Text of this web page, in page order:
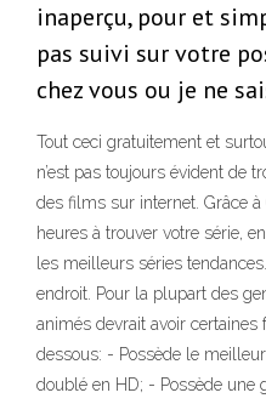
inaperçu, pour et
pas suivi sur votre
chez vous ou je ne
Tout ceci gratuitement et
n’est pas toujours évident de
des films sur internet. Grâce
heures à trouver votre série,
les meilleurs séries
endroit. Pour la plupart des
animés devrait avoir
dessous: - Possède le
doublé en HD; - Possède une